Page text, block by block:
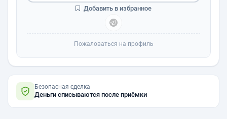
Добавить в избранное
Пожаловаться на профиль
Безопасная сделка
Деньги списываются после приёмки